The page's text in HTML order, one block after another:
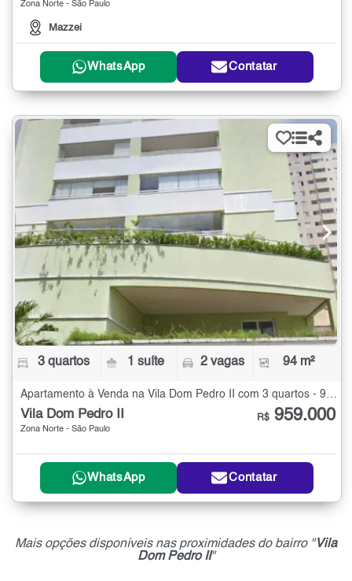
Zona Norte - São Paulo
Mazzei
WhatsApp Contatar
3 quartos 1 suíte 2 vagas 94 m²
Vila Dom Pedro II
Zona Norte - São Paulo
R$ 959.000
WhatsApp Contatar
Mais opções disponíveis nas proximidades do bairro "Vila
Dom Pedro II"